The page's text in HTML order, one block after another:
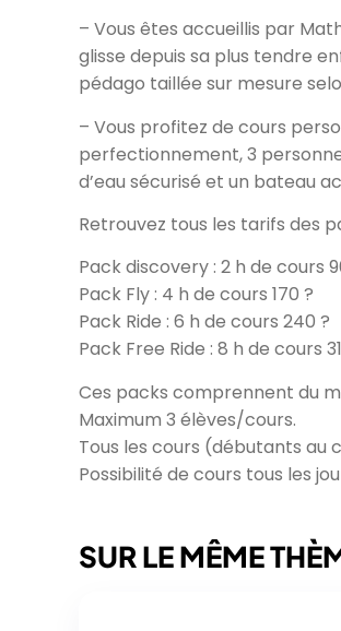
– Vous êtes accueillis par
glisse depuis sa plus tendre
pédago taillée sur mesure
– Vous profitez de cours
perfectionnement, 3
d’eau sécurisé et un bateau
Retrouvez tous les tarifs des
Pack discovery : 2 h de cours
Pack Fly : 4 h de cours 170 ?
Pack Ride : 6 h de cours 240 ?
Pack Free Ride : 8 h de cours
Ces packs comprennent du
Maximum 3 élèves/cours.
Tous les cours (débutants au
Possibilité de cours tous les
SUR LE MÊME